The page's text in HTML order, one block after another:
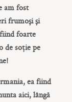
am fost
frumoși și
foarte
de soție pe
ea fiind
aici, lângă